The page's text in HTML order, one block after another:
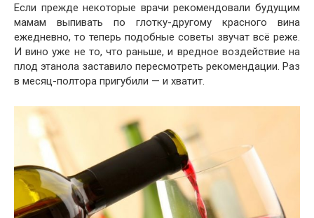
Если прежде некоторые врачи рекомендовали будущим
мамам выпивать по глотку-другому красного вина
ежедневно, то теперь подобные советы звучат всё реже.
И вино уже не то, что раньше, и вредное воздействие на
плод этанола заставило пересмотреть рекомендации. Раз
в месяц-полтора пригубили — и хватит.